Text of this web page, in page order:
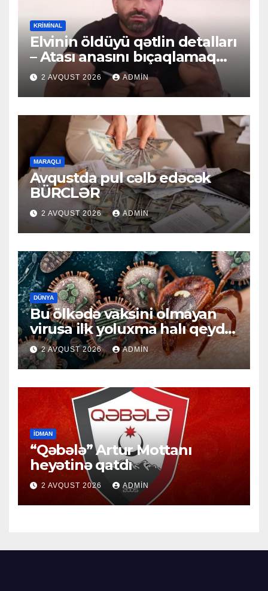
KRIMINAL
Elvinin öldüyü qətlin detalları
– Atası anasını bıçaqlamaq
istəyirmiş
2 AVQUST 2026 ADMIN
MARAQLI
Avqustda pul cəlb edəcək
BÜRCLƏR
2 AVQUST 2026 ADMIN
DÜNYA
Bu ölkədə vaksini olmayan
virusa ilk yoluxma halı qeydə
alındı
2 AVQUST 2026 ADMIN
İDMAN
“Qəbələ” Artur Mottanı
heyətinə qatdı
2 AVQUST 2026 ADMIN